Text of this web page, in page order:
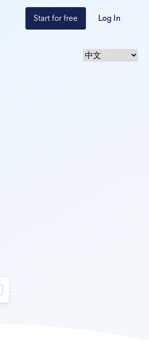
Start for free Log In